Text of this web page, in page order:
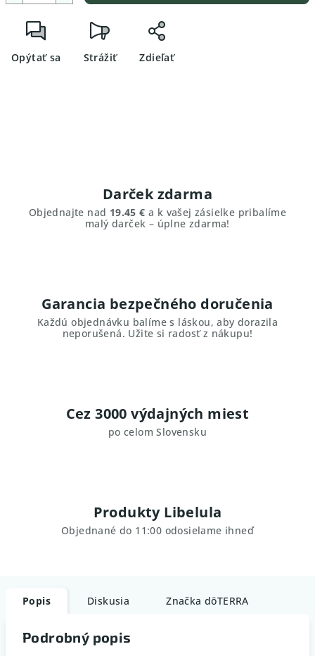
Opýtať sa Strážiť Zdieľať
Darček zdarma
Objednajte nad 19.45 € a k vašej zásielke pribalíme
malý darček – úplne zdarma!
Garancia bezpečného doručenia
Každú objednávku balíme s láskou, aby dorazila
neporušená. Užite si radosť z nákupu!
Cez 3000 výdajných miest
po celom Slovensku
Produkty Libelula
Objednané do 11:00 odosielame ihneď
Popis Diskusia Značka dōTERRA
Podrobný popis